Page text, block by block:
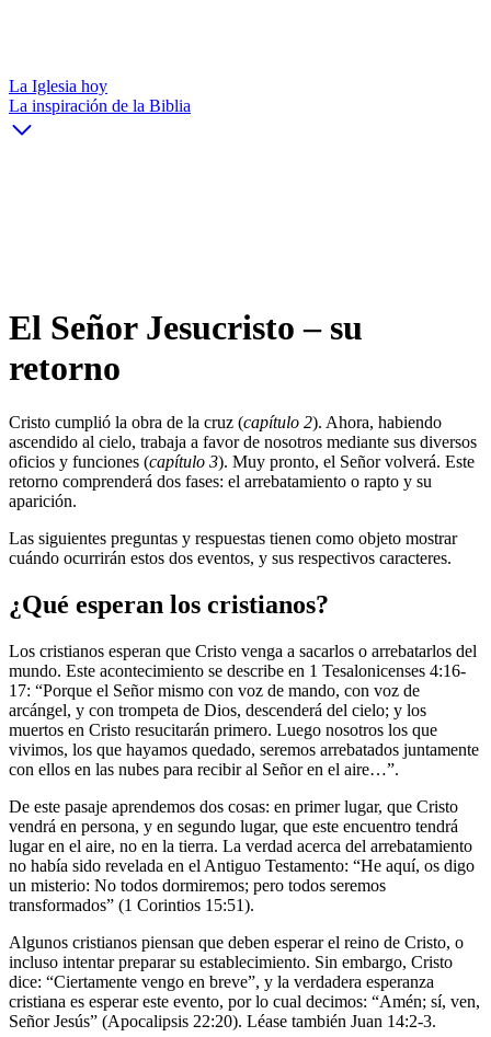
La Iglesia hoy
La inspiración de la Biblia
El Señor Jesucristo – su
retorno
Cristo cumplió la obra de la cruz (capítulo 2). Ahora, habiendo
ascendido al cielo, trabaja a favor de nosotros mediante sus diversos
oficios y funciones (capítulo 3). Muy pronto, el Señor volverá. Este
retorno comprenderá dos fases: el arrebatamiento o rapto y su
aparición.
Las siguientes preguntas y respuestas tienen como objeto mostrar
cuándo ocurrirán estos dos eventos, y sus respectivos caracteres.
¿Qué esperan los cristianos?
Los cristianos esperan que Cristo venga a sacarlos o arrebatarlos del
mundo. Este acontecimiento se describe en 1 Tesalonicenses 4:16-
17: “Porque el Señor mismo con voz de mando, con voz de
arcángel, y con trompeta de Dios, descenderá del cielo; y los
muertos en Cristo resucitarán primero. Luego nosotros los que
vivimos, los que hayamos quedado, seremos arrebatados juntamente
con ellos en las nubes para recibir al Señor en el aire…”.
De este pasaje aprendemos dos cosas: en primer lugar, que Cristo
vendrá en persona, y en segundo lugar, que este encuentro tendrá
lugar en el aire, no en la tierra. La verdad acerca del arrebatamiento
no había sido revelada en el Antiguo Testamento: “He aquí, os digo
un misterio: No todos dormiremos; pero todos seremos
transformados” (1 Corintios 15:51).
Algunos cristianos piensan que deben esperar el reino de Cristo, o
incluso intentar preparar su establecimiento. Sin embargo, Cristo
dice: “Ciertamente vengo en breve”, y la verdadera esperanza
cristiana es esperar este evento, por lo cual decimos: “Amén; sí, ven,
Señor Jesús” (Apocalipsis 22:20). Léase también Juan 14:2-3.